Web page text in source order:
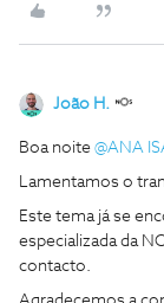
João H.
Boa noite @ANA
Lamentamos o
Este tema já se
especializada da
contacto.